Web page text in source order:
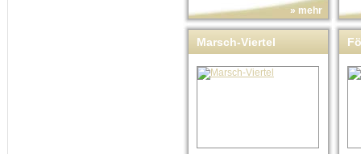
» mehr
Marsch-Viertel